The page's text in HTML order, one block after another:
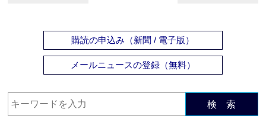
購読の申込み（新聞 / 電子版）
メールニュースの登録（無料）
検 索